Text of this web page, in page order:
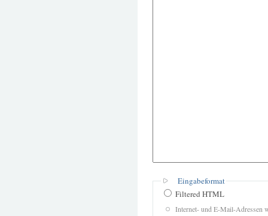
Eingabeformat
Filtered HTML
Internet- und E-Mail-Adressen